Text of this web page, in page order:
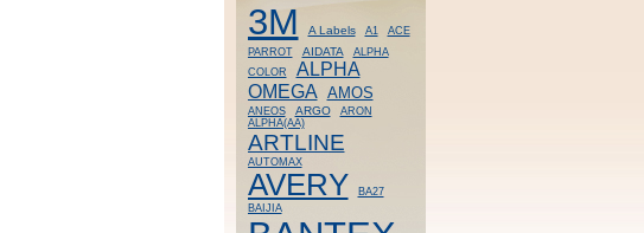
3M A Labels A1
ACE
PARROT
AIDATA
ALPHA
COLOR
ALPHA
OMEGA AMOS
ANEOS ARGO
ARON
ALPHA(AA)
ARTLINE
AUTOMAX
AVERY
BA27
BAIJIA